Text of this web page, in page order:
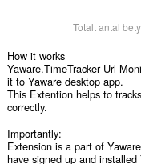
Totalt antal
How it works
Yaware.TimeTracker Url
it to Yaware desktop app.
This Extention helps to
correctly.
Importantly:
Extension is a part of
have signed up and installed